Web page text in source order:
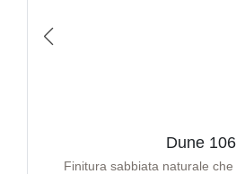
Dune 106
Finitura sabbiata naturale